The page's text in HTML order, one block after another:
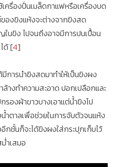
ครื่องปั่นเมล็ดกาแฟหรือเครื่องบด
องขิงแห้งจะต่างจากขิงสด
นขิง ไปจนถึงอาจมีการปนเปื้อน
ด้ [4]
ารนำขิงสดมาทำให้เป็นขิงผง
างทำความสะอาด ปอกเปลือกและ
รองผ้าขาวบางเอาแต่น้ำขิงไป
ำตาลเพื่อช่วยในการจับตัวจนแห้ง
ชั้นก็จะได้ขิงผงใส่กระปุกเก็บไว้
ำเสมอ